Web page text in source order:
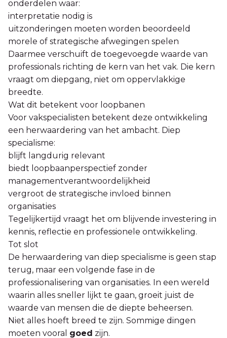
onderdelen waar:
interpretatie nodig is
uitzonderingen moeten worden beoordeeld
morele of strategische afwegingen spelen
Daarmee verschuift de toegevoegde waarde van
professionals richting de kern van het vak. Die kern
vraagt om diepgang, niet om oppervlakkige
breedte.
Wat dit betekent voor loopbanen
Voor vakspecialisten betekent deze ontwikkeling
een herwaardering van het ambacht. Diep
specialisme:
blijft langdurig relevant
biedt loopbaanperspectief zonder
managementverantwoordelijkheid
vergroot de strategische invloed binnen
organisaties
Tegelijkertijd vraagt het om blijvende investering in
kennis, reflectie en professionele ontwikkeling.
Tot slot
De herwaardering van diep specialisme is geen stap
terug, maar een volgende fase in de
professionalisering van organisaties. In een wereld
waarin alles sneller lijkt te gaan, groeit juist de
waarde van mensen die de diepte beheersen.
Niet alles hoeft breed te zijn. Sommige dingen
moeten vooral goed zijn.